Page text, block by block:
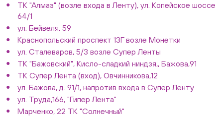
ТК "Алмаз" (возле входа в Ленту), ул. Копейское шоссе
64/1
ул. Бейвеля, 59
Краснопольский проспект 13Г возле Монетки
ул. Сталеваров, 5/3 возле Супер Ленты
ТК "Бажовский", Кисло-сладкий ниндзя,, Бажова,91
ТК Супер Лента (вход), Овчинникова,12
ул. Бажова, д. 91/1, напротив входа в Супер Ленту
ул. Труда,166, "Гипер Лента"
Марченко, 22 ТК "Солнечный"